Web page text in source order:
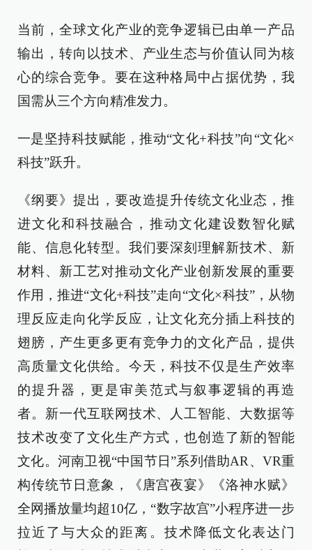
当前，全球文化产业的竞争逻辑已由单一产品
输出，转向以技术、产业生态与价值认同为核
心的综合竞争。要在这种格局中占据优势，我
国需从三个方向精准发力。
一是坚持科技赋能，推动“文化+科技”向“文化×
科技”跃升。
《纲要》提出，要改造提升传统文化业态，推
进文化和科技融合，推动文化建设数智化赋
能、信息化转型。我们要深刻理解新技术、新
材料、新工艺对推动文化产业创新发展的重要
作用，推进“文化+科技”走向“文化×科技”，从物
理反应走向化学反应，让文化充分插上科技的
翅膀，产生更多更有竞争力的文化产品，提供
高质量文化供给。今天，科技不仅是生产效率
的提升器，更是审美范式与叙事逻辑的再造
者。新一代互联网技术、人工智能、大数据等
技术改变了文化生产方式，也创造了新的智能
文化。河南卫视“中国节日”系列借助AR、VR重
构传统节日意象，《唐宫夜宴》《洛神水赋》
全网播放量均超10亿，“数字故宫”小程序进一步
拉近了与大众的距离。技术降低文化表达门